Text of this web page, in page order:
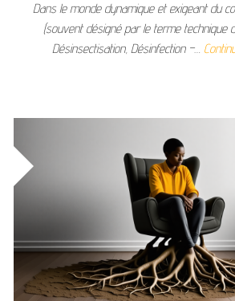
Dans le monde dynamique et exigeant du
(souvent désigné par le terme technique
Désinsectisation, Désinfection –…